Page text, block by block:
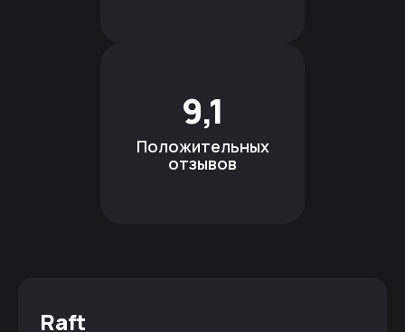
9,1
Положительных
отзывов
Raft